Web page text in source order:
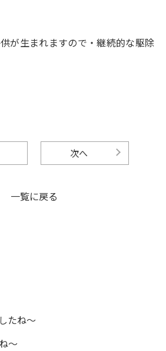
生まれますので・継続的な駆除
次へ
一覧に戻る
たね～
～